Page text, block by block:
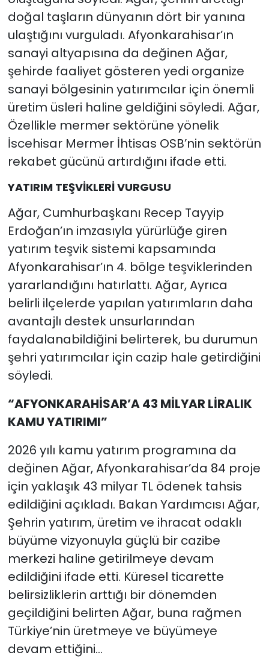
doğal taşların dünyanın dört bir yanına
ulaştığını vurguladı. Afyonkarahisar’ın
sanayi altyapısına da değinen Ağar,
şehirde faaliyet gösteren yedi organize
sanayi bölgesinin yatırımcılar için önemli
üretim üsleri haline geldiğini söyledi. Ağar,
Özellikle mermer sektörüne yönelik
İscehisar Mermer İhtisas OSB’nin sektörün
rekabet gücünü artırdığını ifade etti.
YATIRIM TEŞVİKLERİ VURGUSU
Ağar, Cumhurbaşkanı Recep Tayyip
Erdoğan’ın imzasıyla yürürlüğe giren
yatırım teşvik sistemi kapsamında
Afyonkarahisar’ın 4. bölge teşviklerinden
yararlandığını hatırlattı. Ağar, Ayrıca
belirli ilçelerde yapılan yatırımların daha
avantajlı destek unsurlarından
faydalanabildiğini belirterek, bu durumun
şehri yatırımcılar için cazip hale getirdiğini
söyledi.
“AFYONKARAHİSAR’A 43 MİLYAR LİRALIK
KAMU YATIRIMI”
2026 yılı kamu yatırım programına da
değinen Ağar, Afyonkarahisar’da 84 proje
için yaklaşık 43 milyar TL ödenek tahsis
edildiğini açıkladı. Bakan Yardımcısı Ağar,
Şehrin yatırım, üretim ve ihracat odaklı
büyüme vizyonuyla güçlü bir cazibe
merkezi haline getirilmeye devam
edildiğini ifade etti. Küresel ticarette
belirsizliklerin arttığı bir dönemden
geçildiğini belirten Ağar, buna rağmen
Türkiye’nin üretmeye ve büyümeye
devam ettiğini…